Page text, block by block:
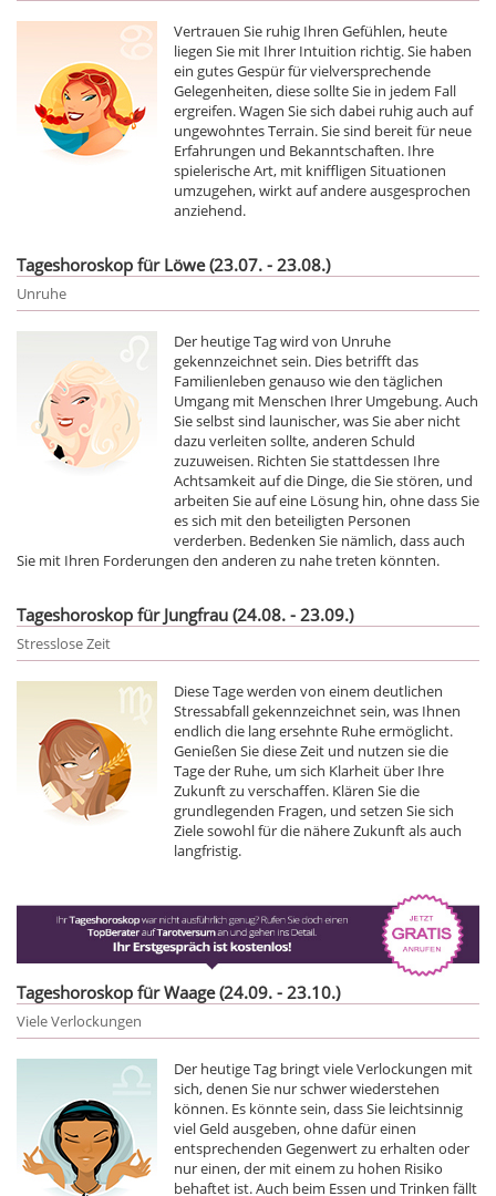
Vertrauen Sie ruhig Ihren Gefühlen, heute
liegen Sie mit Ihrer Intuition richtig. Sie haben
ein gutes Gespür für vielversprechende
Gelegenheiten, diese sollte Sie in jedem Fall
ergreifen. Wagen Sie sich dabei ruhig auch auf
ungewohntes Terrain. Sie sind bereit für neue
Erfahrungen und Bekanntschaften. Ihre
spielerische Art, mit kniffligen Situationen
umzugehen, wirkt auf andere ausgesprochen
anziehend.
Tageshoroskop für Löwe (23.07. - 23.08.)
Unruhe
Der heutige Tag wird von Unruhe
gekennzeichnet sein. Dies betrifft das
Familienleben genauso wie den täglichen
Umgang mit Menschen Ihrer Umgebung. Auch
Sie selbst sind launischer, was Sie aber nicht
dazu verleiten sollte, anderen Schuld
zuzuweisen. Richten Sie stattdessen Ihre
Achtsamkeit auf die Dinge, die Sie stören, und
arbeiten Sie auf eine Lösung hin, ohne dass Sie
es sich mit den beteiligten Personen
verderben. Bedenken Sie nämlich, dass auch
Sie mit Ihren Forderungen den anderen zu nahe treten könnten.
Tageshoroskop für Jungfrau (24.08. - 23.09.)
Stresslose Zeit
Diese Tage werden von einem deutlichen
Stressabfall gekennzeichnet sein, was Ihnen
endlich die lang ersehnte Ruhe ermöglicht.
Genießen Sie diese Zeit und nutzen sie die
Tage der Ruhe, um sich Klarheit über Ihre
Zukunft zu verschaffen. Klären Sie die
grundlegenden Fragen, und setzen Sie sich
Ziele sowohl für die nähere Zukunft als auch
langfristig.
Tageshoroskop für Waage (24.09. - 23.10.)
Viele Verlockungen
Der heutige Tag bringt viele Verlockungen mit
sich, denen Sie nur schwer wiederstehen
können. Es könnte sein, dass Sie leichtsinnig
viel Geld ausgeben, ohne dafür einen
entsprechenden Gegenwert zu erhalten oder
nur einen, der mit einem zu hohen Risiko
behaftet ist. Auch beim Essen und Trinken fällt